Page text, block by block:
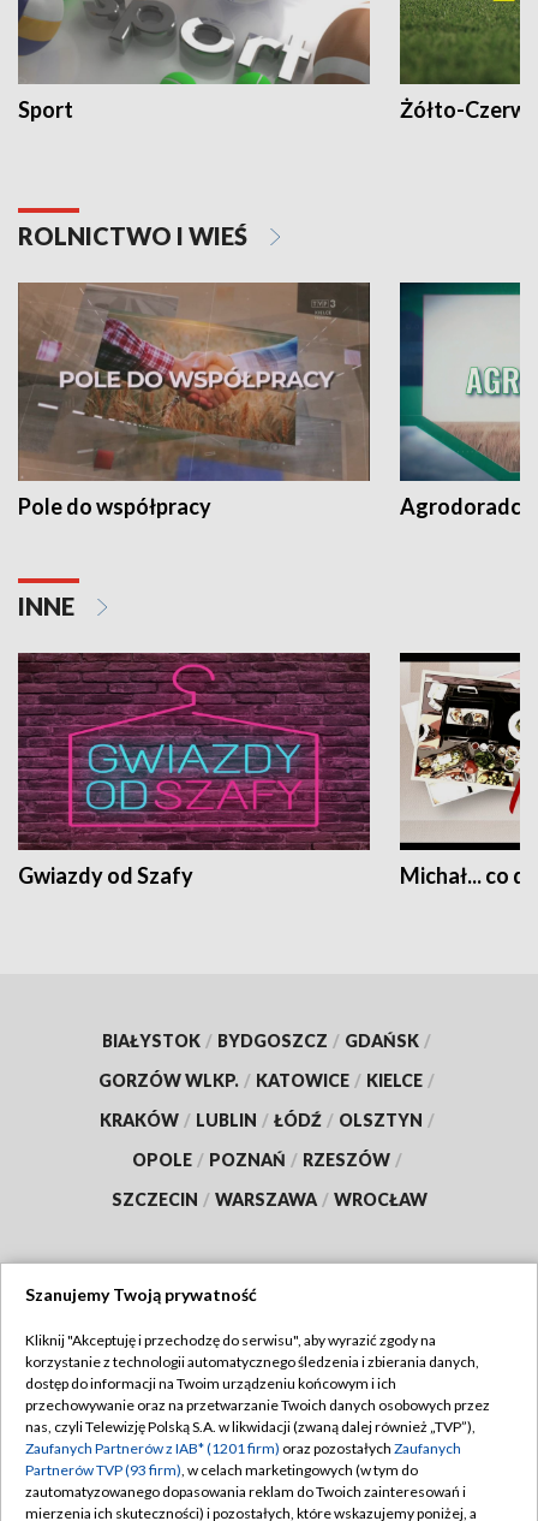
Sport Żółto-
ROLNICTWO I WIEŚ
Pole do współpracy Agrodoradcy
INNE
Gwiazdy od Szafy Michał... co
BIAŁYSTOK / BYDGOSZCZ / GDAŃSK /
GORZÓW WLKP. / KATOWICE / KIELCE /
KRAKÓW / LUBLIN / ŁÓDŹ / OLSZTYN /
OPOLE / POZNAŃ / RZESZÓW /
SZCZECIN / WARSZAWA / WROCŁAW
TVP
Abonament TVP
Emisja w TVP
Centrum informacji TVP
Regulamin TVP
Polityka prywatności
Moje zgody
Szanujemy Twoją prywatność
Kliknij "Akceptuję i przechodzę do serwisu", aby wyrazić zgody na
korzystanie z technologii automatycznego śledzenia i zbierania danych,
dostęp do informacji na Twoim urządzeniu końcowym i ich
przechowywanie oraz na przetwarzanie Twoich danych osobowych przez
nas, czyli Telewizję Polską S.A. w likwidacji (zwaną dalej również „TVP”),
Zaufanych Partnerów z IAB* (1201 firm) oraz pozostałych Zaufanych
Partnerów TVP (93 firm), w celach marketingowych (w tym do
zautomatyzowanego dopasowania reklam do Twoich zainteresowań i
mierzenia ich skuteczności) i pozostałych, które wskazujemy poniżej, a